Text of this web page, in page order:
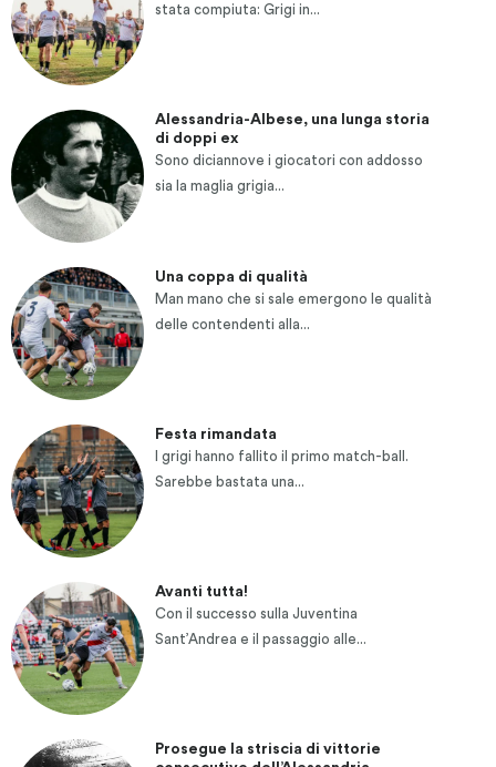
stata compiuta: Grigi in...
Alessandria-Albese, una lunga storia
di doppi ex
Sono diciannove i giocatori con addosso
sia la maglia grigia...
Una coppa di qualità
Man mano che si sale emergono le qualità
delle contendenti alla...
Festa rimandata
I grigi hanno fallito il primo match-ball.
Sarebbe bastata una...
Avanti tutta!
Con il successo sulla Juventina
Sant’Andrea e il passaggio alle...
Prosegue la striscia di vittorie